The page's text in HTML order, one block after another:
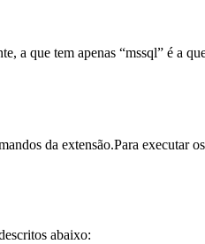
a que tem apenas “mssql” é a
da extensão.Para executar
abaixo: